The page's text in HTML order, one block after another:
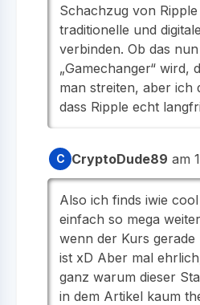
Schachzug von
traditionelle und
verbinden. Ob das
„Gamechanger“ wird,
man streiten, aber ich
dass Ripple echt
C CryptoDude89 am
Also ich finds iwie
einfach so mega
wenn der Kurs
ist xD Aber mal
ganz warum dieser
in dem Artikel kaum